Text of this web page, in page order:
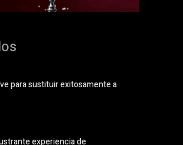
para sustituir exitosamente a
experiencia de